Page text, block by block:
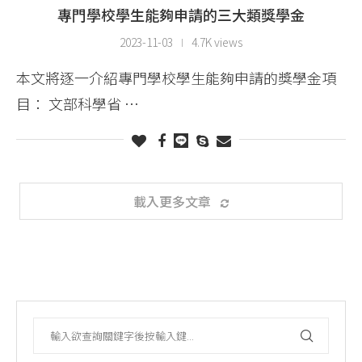
專門學校學生能夠申請的三大類獎學金
2023-11-03 4.7K views
本文將逐一介紹專門學校學生能夠申請的獎學金項
目： 文部科學省 …
載入更多文章